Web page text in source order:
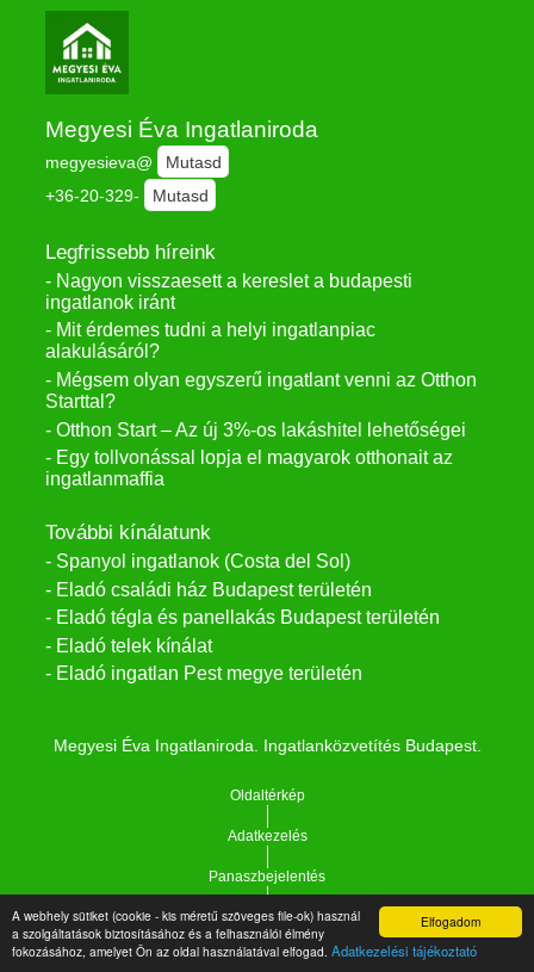
Elfogadom
A webhely sütiket (cookie - kis méretű szöveges file-ok) használ
a szolgáltatások biztosításához és a felhasználói élmény
fokozásához, amelyet Ön az oldal használatával elfogad. Adatkezelési tájékoztató
Megyesi Éva Ingatlaniroda
megyesieva@
Mutasd
+36-20-329-
Mutasd
Legfrissebb híreink
- Nagyon visszaesett a kereslet a budapesti
ingatlanok iránt
- Mit érdemes tudni a helyi ingatlanpiac
alakulásáról?
- Mégsem olyan egyszerű ingatlant venni az Otthon
Starttal?
- Otthon Start – Az új 3%-os lakáshitel lehetőségei
- Egy tollvonással lopja el magyarok otthonait az
ingatlanmaffia
További kínálatunk
- Spanyol ingatlanok (Costa del Sol)
- Eladó családi ház Budapest területén
- Eladó tégla és panellakás Budapest területén
- Eladó telek kínálat
- Eladó ingatlan Pest megye területén
Megyesi Éva Ingatlaniroda. Ingatlanközvetítés Budapest.
Oldaltérkép
Adatkezelés
Panaszbejelentés
Kapcsolat
Impresszum